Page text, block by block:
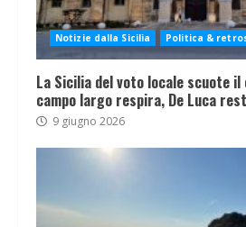
Notizie dalla Sicilia Politica &
La Sicilia del voto locale scuote
campo largo respira, De Luca
9 giugno 2026